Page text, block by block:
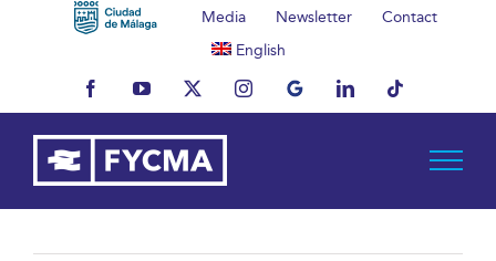
Media Newsletter
Contact
English
FacebookYouTubeX InstagramMyBusinessLinkedInTiktok